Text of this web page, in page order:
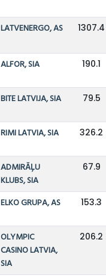
LATVENERGO, AS 1307.4
ALFOR, SIA 190.1
BITE LATVIJA, SIA 79.5
RIMI LATVIA, SIA 326.2
ADMIRĀĻU
KLUBS, SIA
67.9
ELKO GRUPA, AS 153.3
OLYMPIC
CASINO LATVIA,
SIA
206.2